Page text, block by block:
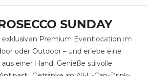
SUNDAY
Premium Eventlocation im
oder Outdoor – und erlebe eine
einer Hand. Genieße stilvolle